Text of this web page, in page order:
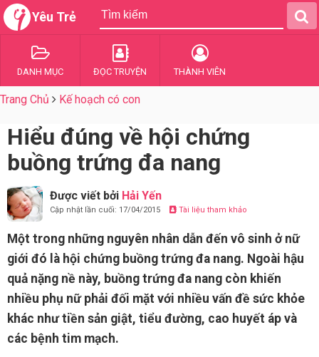
Yêu Trẻ
DANH MỤC ĐỌC TRUYỆN THÀNH VIÊN
Trang Chủ Kế hoạch có con
Hiểu đúng về hội chứng
buồng trứng đa nang
Được viết bởi Hải Yến
Cập nhật lần cuối: 17/04/2015 Tài liệu tham khảo
Một trong những nguyên nhân dẫn đến vô sinh ở nữ
giới đó là hội chứng buồng trứng đa nang. Ngoài hậu
quả nặng nề này, buồng trứng đa nang còn khiến
nhiều phụ nữ phải đối mặt với nhiều vấn đề sức khỏe
khác như tiền sản giật, tiểu đường, cao huyết áp và
các bệnh tim mạch.